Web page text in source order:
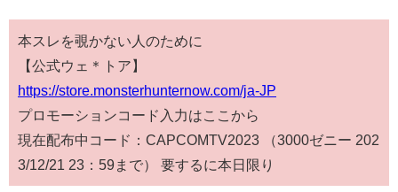
本スレを覗かない人のために
【公式ウェ＊トア】
https://store.monsterhunternow.com/ja-JP
プロモーションコード入力はここから
現在配布中コード：CAPCOMTV2023 （3000ゼニー 202
3/12/21 23：59まで） 要するに本日限り